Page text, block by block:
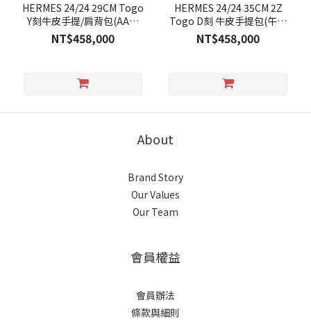
HERMES 24/24 29CM Togo
Y刻牛皮手提/肩背包(AA深
藍/銀釦)
NT$458,000
HERMES 24/24 35CM 2Z
Togo D刻 牛皮手提包(午夜
藍/金釦)
NT$458,000
About
Brand Story
Our Values
Our Team
會員權益
會員辦法
條款與細則